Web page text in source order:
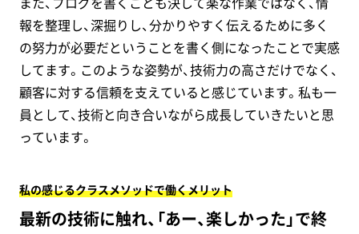
報を整理し、深掘りし、分かりやすく伝えるために多く
の努力が必要だということを書く側になったことで実感
してます。このような姿勢が、技術力の高さだけでなく、
顧客に対する信頼を支えていると感じています。私も一
員として、技術と向き合いながら成長していきたいと思
っています。
私の感じるクラスメソッドで働くメリット
最新の技術に触れ、「あー、楽しかった」で終